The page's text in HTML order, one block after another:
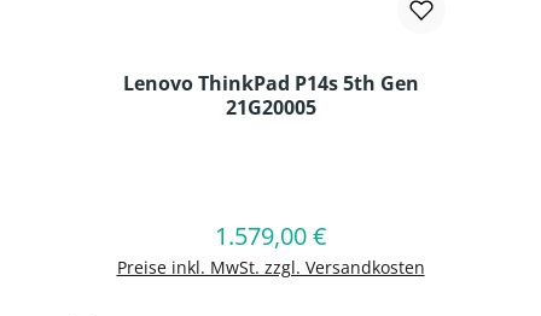
Lenovo ThinkPad P14s 5th Gen
21G20005
Regulärer Preis:
1.579,00 €
Preise inkl. MwSt. zzgl. Versandkosten
In den Warenkorb